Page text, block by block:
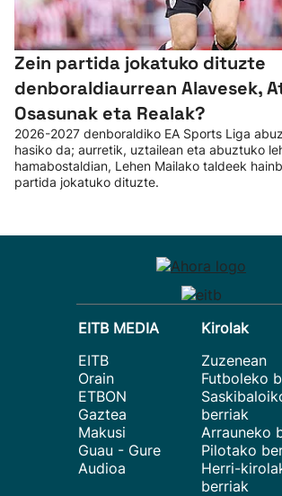
Zein partida jokatuko dituzte
denboraldiaurrean Alavesek,
Osasunak eta Realak?
2026-2027 denboraldiko EA Sports Liga
hasiko da; aurretik, uztailean eta abuztuko
hamabostaldian, Lehen Mailako taldeek
partida jokatuko dituzte.
EITB MEDIA
EITB
Orain
ETBON
Gaztea
Makusi
Guau - Gure
Audioa
Kirolak
Zuzenean
Futboleko
berriak
Arrauneko
Pilotako
Herri-
berriak